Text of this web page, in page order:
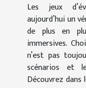
Les jeux
aujourd’hui un
de plus en
immersives.
n’est pas
scénarios et
Découvrez